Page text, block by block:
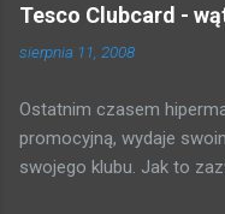
Tesco Clubcard -
sierpnia 11, 2008
Ostatnim czasem
promocyjną, wydaje
swojego klubu. Jak to